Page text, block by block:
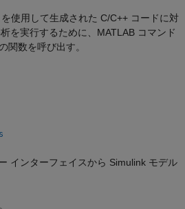
使用して生成された C/C++ コードに対
を実行するために、MATLAB コマンド
関数を呼び出す。
インターフェイスから Simulink モデル